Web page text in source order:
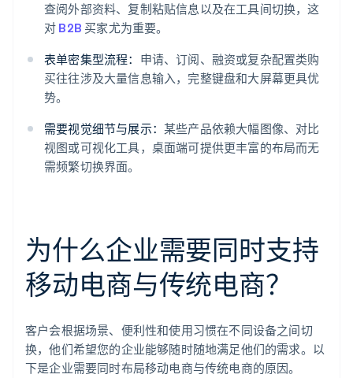
查阅外部资料、复制粘贴信息以及在工具间切换，这
对 B2B 买家尤为重要。
表单密集型流程： 申请、订阅、融资或复杂配置类购
买往往涉及大量信息输入，完整键盘和大屏幕更具优
势。
需要视觉细节与展示： 某些产品依赖大幅图像、对比
视图或可视化工具，桌面端可提供更丰富的布局而无
需频繁切换界面。
为什么企业需要同时支持
移动电商与传统电商？
客户会根据场景、便利性和使用习惯在不同设备之间切
换，他们希望您的企业能够随时随地满足他们的需求。以
下是企业需要同时布局移动电商与传统电商的原因。